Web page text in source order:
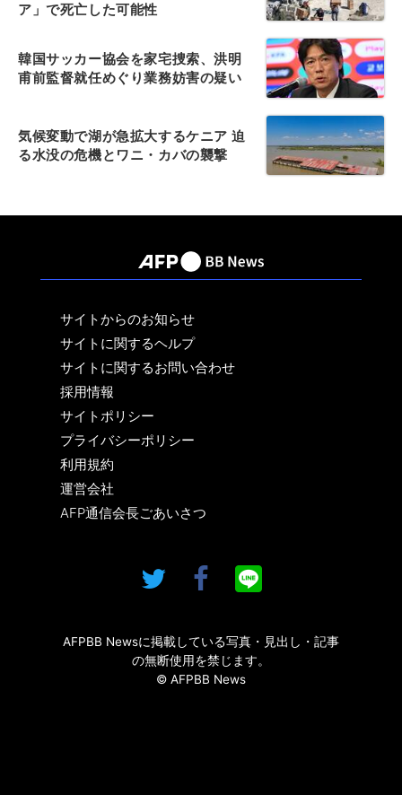
ア」で死亡した可能性
韓国サッカー協会を家宅捜索、洪明
甫前監督就任めぐり業務妨害の疑い
気候変動で湖が急拡大するケニア 迫
る水没の危機とワニ・カバの襲撃
サイトからのお知らせ
サイトに関するヘルプ
サイトに関するお問い合わせ
採用情報
サイトポリシー
プライバシーポリシー
利用規約
運営会社
AFP通信会長ごあいさつ
AFPBB Newsに掲載している写真・見出し・記事
の無断使用を禁じます。
© AFPBB News